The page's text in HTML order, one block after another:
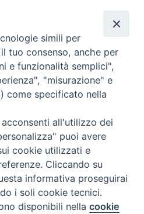
Digitale
11 - tel. 0382.24736 -
- repossi@ilticino.it - P.
Preferenze Cookie
simili per
tuo consenso, anche per
e funzionalità semplici",
"misurazione" e
come specificato nella
all'utilizzo dei
puoi avere
cookie utilizzati e
Cliccando su
informativa proseguirai
i soli cookie tecnici.
disponibili nellacookie